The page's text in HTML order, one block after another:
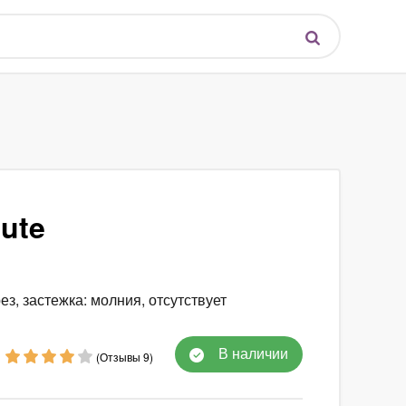
застежка: молния, отсутствует
(Отзывы 9) В наличии